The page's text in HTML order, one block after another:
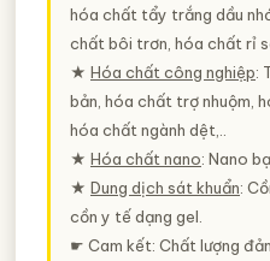
hóa chất tẩy trắng dầu
chất bôi trơn, hóa chất rỉ
★ Hóa chất công nghiệp:
bản, hóa chất trợ nhuộm,
hóa chất ngành dệt,..
★ Hóa chất nano: Nano
★ Dung dịch sát khuẩn:
cồn y tế dạng gel.
☛ Cam kết: Chất lượng